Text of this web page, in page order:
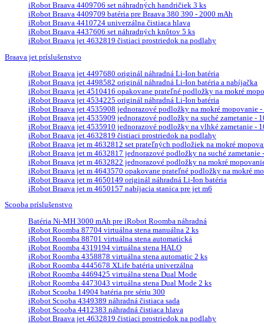
iRobot Braava 4409706 set náhradných handričiek 3 ks
iRobot Braava 4409709 batéria pre Braava 380 390 - 2000 mAh
iRobot Braava 4410724 univerzálna čistiaca hlava
iRobot Braava 4437606 set náhradných knôtov 5 ks
iRobot Braava jet 4632819 čistiaci prostriedok na podlahy
Braava jet príslušenstvo
iRobot Braava jet 4497680 originál náhradná Li-Ion batéria
iRobot Braava jet 4498582 originál náhradná Li-Ion batéria a nabíjačka
iRobot Braava jet 4510416 opakovane prateľné podložky na mokré
iRobot Braava jet 4534225 originál náhradná Li-Ion batéria
iRobot Braava jet 4535908 jednorazové podložky na mokré mopovanie
iRobot Braava jet 4535909 jednorazové podložky na suché zametanie -
iRobot Braava jet 4535910 jednorazové podložky na vlhké zametanie -
iRobot Braava jet 4632819 čistiaci prostriedok na podlahy
iRobot Braava jet m 4632812 set prateľných podložiek na mokré
iRobot Braava jet m 4632817 jednorazové podložky na suché zametanie
iRobot Braava jet m 4632822 jednorazové podložky na mokré
iRobot Braava jet m 4643570 opakovane prateľné podložky na mokré
iRobot Braava jet m 4650149 originál náhradná Li-Ion batéria
iRobot Braava jet m 4650157 nabíjacia stanica pre jet m6
Scooba príslušenstvo
Batéria Ni-MH 3000 mAh pre iRobot Roomba náhradná
iRobot Roomba 87704 virtuálna stena manuálna 2 ks
iRobot Roomba 88701 virtuálna stena automatická
iRobot Roomba 4319194 virtuálna stena HALO
iRobot Roomba 4358878 virtuálna stena automatic 2 ks
iRobot Roomba 4445678 XLife batéria univerzálna
iRobot Roomba 4469425 virtuálna stena Dual Mode
iRobot Roomba 4473043 virtuálna stena Dual Mode 2 ks
iRobot Scooba 14904 batéria pre sériu 300
iRobot Scooba 4349389 náhradná čistiaca sada
iRobot Scooba 4412383 náhradná čistiaca hlava
iRobot Braava jet 4632819 čistiaci prostriedok na podlahy